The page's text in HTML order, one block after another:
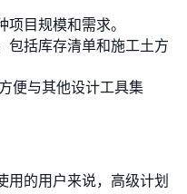
目规模和需求。
包括库存清单和施工土方
便与其他设计工具集
用的用户来说，高级计划